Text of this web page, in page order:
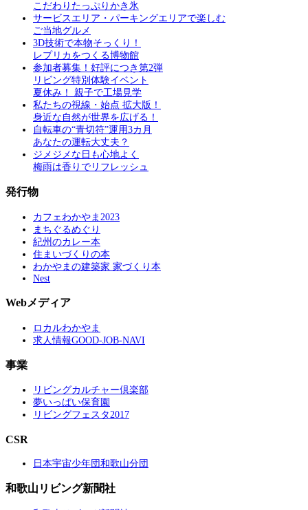
こだわりたっぷりかき氷
サービスエリア・パーキングエリアで楽しむ
ご当地グルメ
3D技術で本物そっくり！
レプリカをつくる博物館
参加者募集！好評につき第2弾
リビング特別体験イベント
夏休み！ 親子で工場見学
私たちの視線・始点 拡大版！
身近な自然が世界を広げる！
自転車の“青切符”運用3カ月
あなたの運転大丈夫？
ジメジメな日も心地よく
梅雨は香りでリフレッシュ
発行物
カフェわかやま2023
まちぐるめぐり
紀州のカレー本
住まいづくりの本
わかやまの建築家 家づくり本
Nest
Webメディア
ロカルわかやま
求人情報GOOD-JOB-NAVI
事業
リビングカルチャー倶楽部
夢いっぱい保育園
リビングフェスタ2017
CSR
日本宇宙少年団和歌山分団
和歌山リビング新聞社